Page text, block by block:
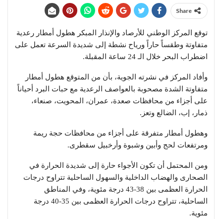
Share
توقع المركز الوطني للأرصاد والإنذار المبكر هطول أمطار رعدية
متفاوتة وطقساً حاراً ورياح نشطة إلى شديدة السرعة تعمل على
اضطراب البحر خلال الـ 24 ساعة المقبلة.
وأفاد المركز في نشرته الجوية، بأن من المتوقع هطول أمطار
متفاوتة الشدة مصحوبة بالعواصف الرعدية مع حبات البرد أحياناً
على أجزاء من محافظات صعدة، عمران، المحويت، صنعاء،
ذمار، إب، الضالع وتعز.
وهطول أمطار متفرقة على أجزاء من محافظات حجة ريمة
ومرتفعات لحج وأبين وشبوة وأرخبيل سقطرى.
ومن المحتمل أن تكون الأجواء حارة إلى شديدة الحرارة في
الصحارى والهضاب الداخلية والسهول الساحلية تتراوح درجات
الحرارة العظمى بين 38-43 درجة مئوية، وفي المناطق
الساحلية، تتراوح درجات الحرارة العظمى بين 35-40 درجة
مئوية.